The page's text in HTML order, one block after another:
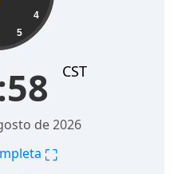
4
5
CST
de 2026
⛶